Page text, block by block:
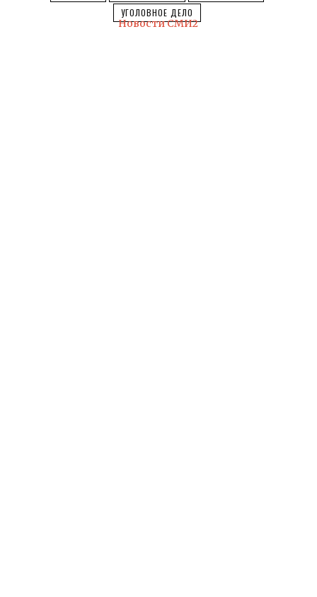
УГОЛОВНОЕ ДЕЛО
Новости СМИ2